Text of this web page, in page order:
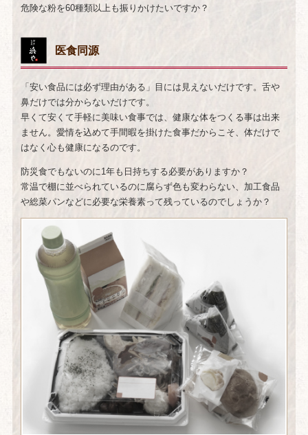
危険な粉を60種類以上も振りかけたいですか？
医食同源
「安い食品には必ず理由がある」目には見えないだけです。舌や
鼻だけでは分からないだけです。
早くて安くて手軽に美味い食事では、健康な体をつくる事は出来
ません。愛情を込めて手間暇を掛けた食事だからこそ、体だけで
はなく心も健康になるのです。
防災食でもないのに1年も日持ちする必要がありますか？
常温で棚に並べられているのに腐らず色も変わらない、加工食品
や総菜パンなどに必要な栄養素って残っているのでしょうか？